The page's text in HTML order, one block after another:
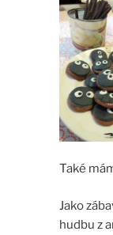
Také
Jako
hudbu z